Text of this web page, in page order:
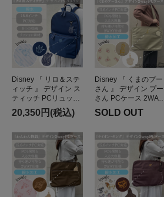
Disney 『 リロ＆ステ
ィッチ 』 デザイン ス
ティッチ PCリュック
マザーズバッグ 大容
量 軽量 撥水 男女兼用
20,350円(税込)
Disney 『 くまのプー
さん 』 デザイン プー
さん PCケース 2WAY
仕様 PCスタンド付き
ショルダーバッグ 軽
SOLD OUT